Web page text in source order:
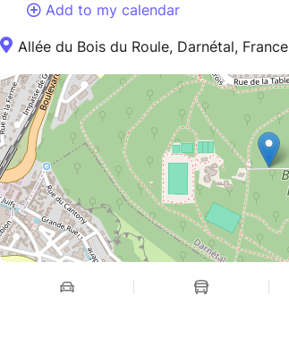
Add to my calendar
Allée du Bois du Roule, Darnétal, France